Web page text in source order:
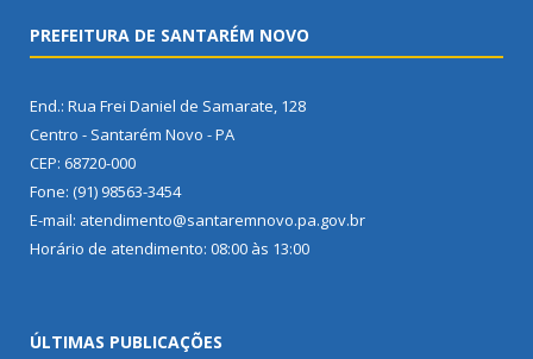
PREFEITURA DE SANTARÉM NOVO
End.: Rua Frei Daniel de Samarate, 128
Centro - Santarém Novo - PA
CEP: 68720-000
Fone: (91) 98563-3454
E-mail: atendimento@santaremnovo.pa.gov.br
Horário de atendimento: 08:00 às 13:00
ÚLTIMAS PUBLICAÇÕES